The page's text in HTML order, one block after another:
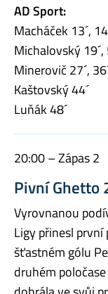
AD Sport:
Macháček 13´,
Michalovský 19´,
Minerovič 27´,
Kaštovský 44´
Luňák 48´
20:00 – Zápas 2
Pivní Ghetto
Vyrovnanou
Ligy přinesl
šťastném gólu
druhém